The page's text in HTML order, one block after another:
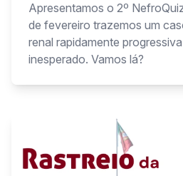
Apresentamos o 2º
de fevereiro trazemos um
renal rapidamente
inesperado. Vamos lá?